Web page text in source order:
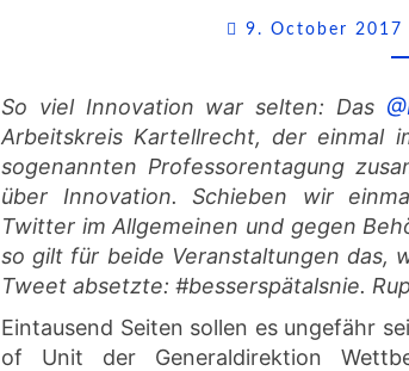
9. October 2017
So viel Innovation war selten: Das
Arbeitskreis Kartellrecht, der einmal
sogenannten Professorentagung
über Innovation. Schieben wir
Twitter im Allgemeinen und gegen
so gilt für beide Veranstaltungen das,
Tweet absetzte: #besserspätalsnie.
Eintausend Seiten sollen es ungefähr
of Unit der Generaldirektion